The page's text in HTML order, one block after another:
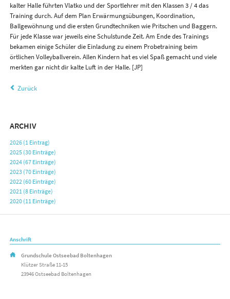
kalter Halle führten Vlatko und der Sportlehrer mit den Klassen 3 / 4 das
Training durch. Auf dem Plan Erwärmungsübungen, Koordination,
Ballgewöhnung und die ersten Grundtechniken wie Pritschen und Baggern.
Für jede Klasse war jeweils eine Schulstunde Zeit. Am Ende des Trainings
bekamen einige Schüler die Einladung zu einem Probetraining beim
örtlichen Volleyballverein. Allen Kindern hat es viel Spaß gemacht und viele
merkten gar nicht dir kalte Luft in der Halle. [JP]
Zurück
ARCHIV
2026 (1 Eintrag)
2025 (30 Einträge)
2024 (67 Einträge)
2023 (70 Einträge)
2022 (60 Einträge)
2021 (8 Einträge)
2020 (11 Einträge)
Anschrift
Grundschule Ostseebad Boltenhagen
Klützer Straße 11-15
23946 Ostseebad Boltenhagen